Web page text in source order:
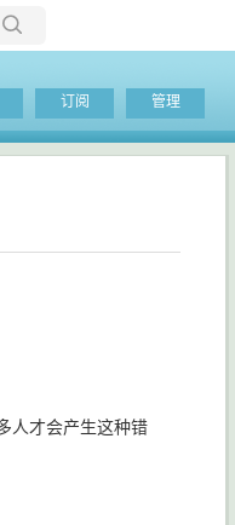
客
订阅 管理
人才会产生这种错